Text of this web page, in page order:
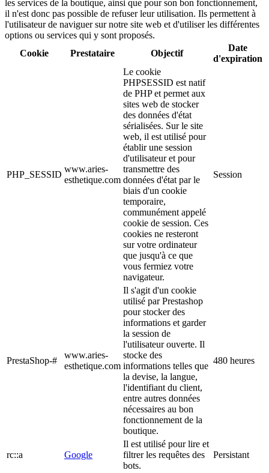
les services de la boutique, ainsi que pour son bon fonctionnement,
il n'est donc pas possible de refuser leur utilisation. Ils permettent à
l'utilisateur de naviguer sur notre site web et d'utiliser les différentes
options ou services qui y sont proposés.
Cookie
Prestataire Objectif
Date
d'expiration
PHP_SESSID
www.aries-
esthetique.com
Le cookie
PHPSESSID est natif
de PHP et permet aux
sites web de stocker
des données d'état
sérialisées. Sur le site
web, il est utilisé pour
établir une session
d'utilisateur et pour
transmettre des
données d'état par le
biais d'un cookie
temporaire,
communément appelé
cookie de session. Ces
cookies ne resteront
sur votre ordinateur
que jusqu'à ce que
vous fermiez votre
navigateur.
Session
PrestaShop-#
www.aries-
esthetique.com
Il s'agit d'un cookie
utilisé par Prestashop
pour stocker des
informations et garder
la session de
l'utilisateur ouverte. Il
stocke des
informations telles que
la devise, la langue,
l'identifiant du client,
entre autres données
nécessaires au bon
fonctionnement de la
boutique.
480 heures
rc::a Google
Il est utilisé pour lire et
filtrer les requêtes des
bots.
Persistant